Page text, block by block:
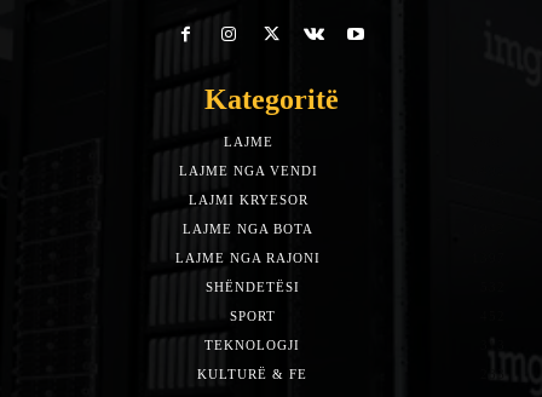
Kategoritë
LAJME
LAJME NGA VENDI
LAJMI KRYESOR
LAJME NGA BOTA
LAJME NGA RAJONI
SHËNDETËSI
SPORT
TEKNOLOGJI
KULTURË & FE